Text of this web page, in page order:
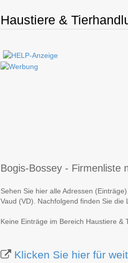
Haustiere &
Bogis-Bossey - Firmenliste
Sehen Sie hier alle Adressen
Vaud (VD). Nachfolgend finden Sie die
Keine Einträge im Bereich Haustiere &
Klicken Sie hier für